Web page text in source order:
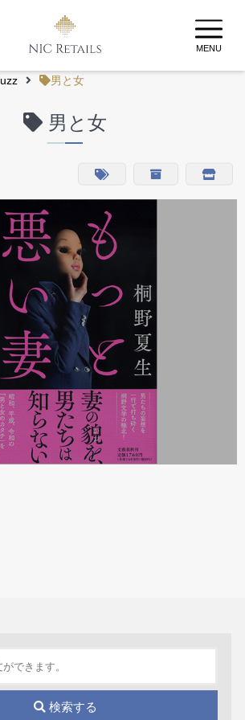
MENU
男と女
男と女
検索する